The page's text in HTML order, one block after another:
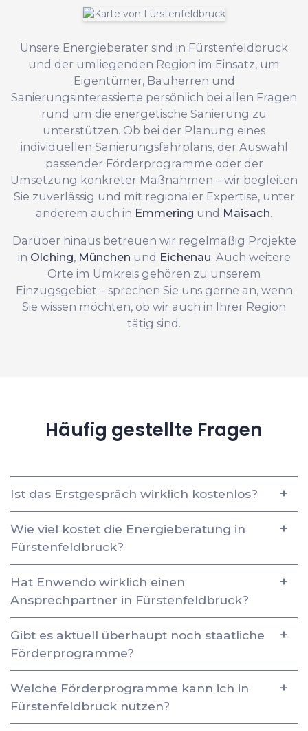
Unsere Energieberater sind in Fürstenfeldbruck
und der umliegenden Region im Einsatz, um
Eigentümer, Bauherren und
Sanierungsinteressierte persönlich bei allen Fragen
rund um die energetische Sanierung zu
unterstützen. Ob bei der Planung eines
individuellen Sanierungsfahrplans, der Auswahl
passender Förderprogramme oder der
Umsetzung konkreter Maßnahmen – wir begleiten
Sie zuverlässig und mit regionaler Expertise, unter
anderem auch in Emmering und Maisach.
Darüber hinaus betreuen wir regelmäßig Projekte
in Olching, München und Eichenau. Auch weitere
Orte im Umkreis gehören zu unserem
Einzugsgebiet – sprechen Sie uns gerne an, wenn
Sie wissen möchten, ob wir auch in Ihrer Region
tätig sind.
Häufig gestellte Fragen
Ist das Erstgespräch wirklich kostenlos?
Wie viel kostet die Energieberatung in
Fürstenfeldbruck?
Hat Enwendo wirklich einen
Ansprechpartner in Fürstenfeldbruck?
Gibt es aktuell überhaupt noch staatliche
Förderprogramme?
Welche Förderprogramme kann ich in
Fürstenfeldbruck nutzen?